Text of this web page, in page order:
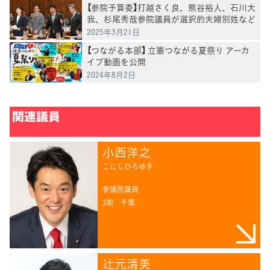
【参院予算委】打越さく良、熊谷裕人、石川大
我、杉尾秀哉参院議員が選択的夫婦別姓など
について質問
2025年3月21日
【つながる本部】 立憲つながる夏祭り アーカ
イブ動画を公開
2024年8月2日
関連議員
小西洋之
こにしひろゆき
参議院議員
3期 千葉
辻󠄀元清美